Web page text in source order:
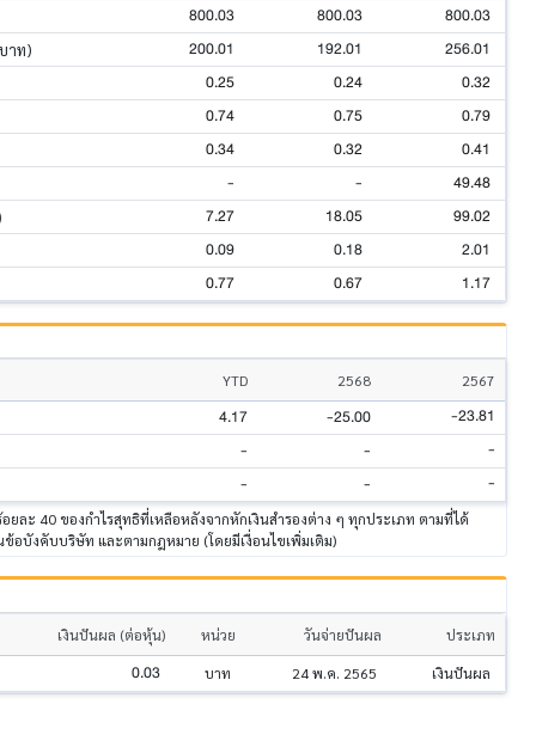
800.03 800.03 800.03
าท) 200.01 192.01 256.01
0.25 0.24 0.32
0.74 0.75 0.79
0.34 0.32 0.41
- - 49.48
7.27 18.05 99.02
0.09 0.18 2.01
0.77 0.67 1.17
YTD 2568
2567
4.17 -25.00 -23.81
- - -
- - -
อยละ 40 ของกำไรสุทธิที่เหลือหลังจากหักเงินสำรองต่าง ๆ ทุกประเภท ตามที่ได้
ข้อบังคับบริษัท และตามกฎหมาย (โดยมีเงื่อนไขเพิ่มเติม)
เงินปันผล (ต่อหุ้น) หน่วย วันจ่ายปันผล
ประเภท
0.03 บาท 24 พ.ค. 2565 เงินปันผล